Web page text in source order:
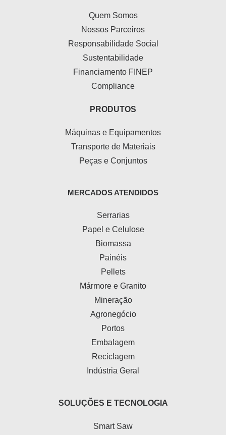
Quem Somos
Nossos Parceiros
Responsabilidade Social
Sustentabilidade
Financiamento FINEP
Compliance
PRODUTOS
Máquinas e Equipamentos
Transporte de Materiais
Peças e Conjuntos
MERCADOS ATENDIDOS
Serrarias
Papel e Celulose
Biomassa
Painéis
Pellets
Mármore e Granito
Mineração
Agronegócio
Portos
Embalagem
Reciclagem
Indústria Geral
SOLUÇÕES E TECNOLOGIA
Smart Saw